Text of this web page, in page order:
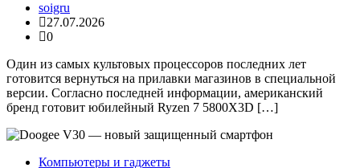
soigru
27.07.2026
0
Один из самых культовых процессоров последних лет
готовится вернуться на прилавки магазинов в специальной
версии. Согласно последней информации, американский
бренд готовит юбилейный Ryzen 7 5800X3D […]
Компьютеры и гаджеты